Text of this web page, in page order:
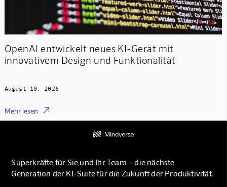
OpenAI entwickelt neues KI-Gerät mit
innovativem Design und Funktionalität
August 10, 2026
Mehr lesen 
Superkräfte für Sie und Ihr Team – die nächste
Generation der KI-Suite für die Zukunft der Produktivität.